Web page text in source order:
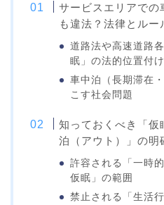
サービスエリアでの
も違法？法律とルー
道路法や高速道路
眠」の法的位置付け
車中泊（長期滞在
こす社会問題
知っておくべき「仮
泊（アウト）」の明
許容される「一時
仮眠」の範囲
禁止される「生活